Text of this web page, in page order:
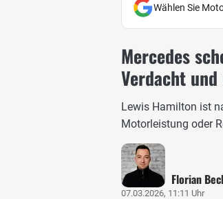
Wählen Sie
Mercedes
Verdacht
Lewis Hamilton ist
Motorleistung oder
Florian
07.03.2026, 11:11 Uhr